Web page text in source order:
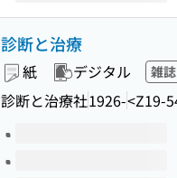
診断と治療
紙 デジタル 雑誌
診断と治療社1926-<Z19-
このタイトルの巻号